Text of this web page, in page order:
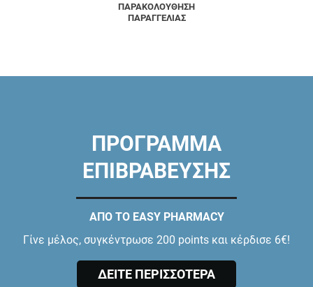
ΠΑΡΑΚΟΛΟΥΘΗΣΗ
ΠΑΡΑΓΓΕΛΙΑΣ
ΠΡΟΓΡΑΜΜΑ
ΕΠΙΒΡΑΒΕΥΣΗΣ
ΑΠΟ ΤΟ EASY PHARMACY
Γίνε μέλος, συγκέντρωσε 200 points και κέρδισε 6€!
ΔΕΙΤΕ ΠΕΡΙΣΣΟΤΕΡΑ